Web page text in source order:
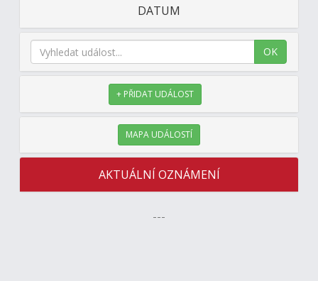
DATUM
OK
+ PŘIDAT UDÁLOST
MAPA UDÁLOSTÍ
AKTUÁLNÍ OZNÁMENÍ
---